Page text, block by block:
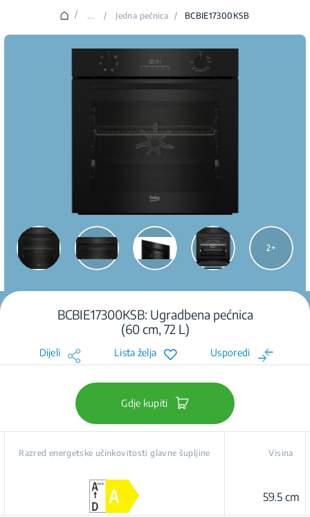
/ ... / Jedna pećnica / BCBIE17300KSB
2
BCBIE17300KSB: Ugradbena pećnica
(60 cm, 72 L)
Dijeli Lista želja Usporedi
Gdje kupiti
Razred energetske učinkovitosti glavne šupljine Visina
59.5 cm